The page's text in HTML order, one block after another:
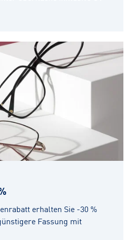
erhalten Sie -30 %
Fassung mit